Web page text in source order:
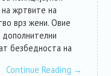
жртвите на
врз жени. Овие
безбедноста на
Continue Reading →